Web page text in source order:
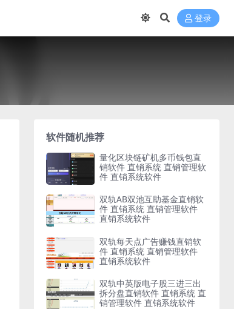
登录
软件随机推荐
量化区块链矿机多币钱包直
销软件 直销系统 直销管理软
件 直销系统软件
双轨AB双池互助基金直销软
件 直销系统 直销管理软件
直销系统软件
双轨每天点广告赚钱直销软
件 直销系统 直销管理软件
直销系统软件
双轨中英版电子股三进三出
拆分盘直销软件 直销系统 直
销管理软件 直销系统软件